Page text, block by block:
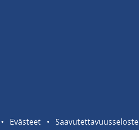
Sivuston
Eväs­teet Saa­vu­tet­ta­vuus­se­los­te